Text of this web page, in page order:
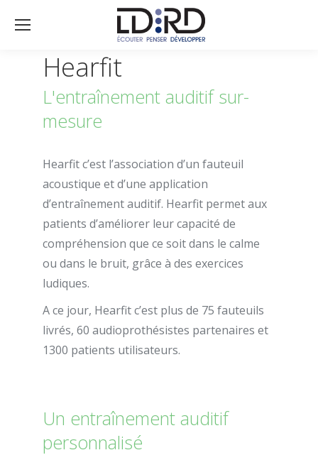
Hearfit
L'entraînement auditif sur-
mesure
Hearfit c’est l’association d’un fauteuil
acoustique et d’une application
d’entraînement auditif. Hearfit permet aux
patients d’améliorer leur capacité de
compréhension que ce soit dans le calme
ou dans le bruit, grâce à des exercices
ludiques.
A ce jour, Hearfit c’est plus de 75 fauteuils
livrés, 60 audioprothésistes partenaires et
1300 patients utilisateurs.
Un entraînement auditif
personnalisé